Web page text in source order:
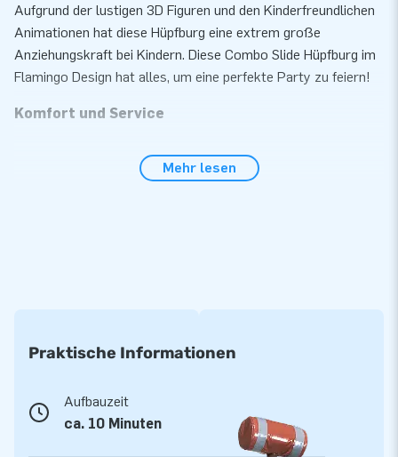
Aufgrund der lustigen 3D Figuren und den Kinderfreundlichen
Animationen hat diese Hüpfburg eine extrem große
Anziehungskraft bei Kindern. Diese Combo Slide Hüpfburg im
Flamingo Design hat alles, um eine perfekte Party zu feiern!
Komfort und Service
Minuten auf. Zum Beispiel während einer Kinder- oder
mehrfach vernäht. Sie werden aus einer hoch qualitativen 9x9
Gewebe PVC Plane produziert. Aufgrund dessen sind Sie
langlebig und einfach zu reinigen. Zu dem gewähren wir Ihnen
Mehr lesen
Praktische Informationen
Aufbauzeit
ca. 10 Minuten